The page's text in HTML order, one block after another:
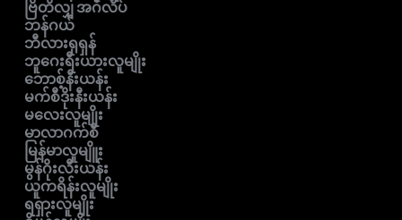
ဗြိတိလျှ အင်္ဂလိပ်
ဘန်ဂယ်
ဘီလားရုရှန်
ဘူဂေးရီးယားလူမျိုး
ဘောစ့်နီးယန်း
မက်စီဒိုးနီးယန်း
မလေးလူမျိုး
မာလာဂက်စီ
မြန်မာလူမျိူး
မွန်ဂိုးလီးယန်း
ယူကရိန်းလူမျိုး
ရရှားလူမျိုး